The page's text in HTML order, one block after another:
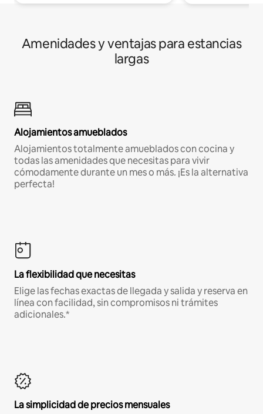
Amenidades y ventajas para estancias
largas
Alojamientos amueblados
Alojamientos totalmente amueblados con cocina y
todas las amenidades que necesitas para vivir
cómodamente durante un mes o más. ¡Es la alternativa
perfecta!
La flexibilidad que necesitas
Elige las fechas exactas de llegada y salida y reserva en
línea con facilidad, sin compromisos ni trámites
adicionales.*
La simplicidad de precios mensuales